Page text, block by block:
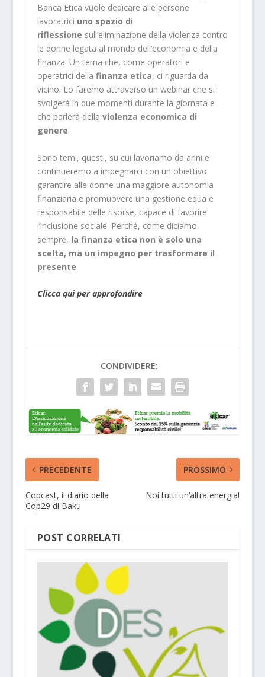
Banca Etica vuole dedicare alle persone
lavoratrici uno spazio di
riflessione sull’eliminazione della violenza contro
le donne legata al mondo dell’economia e della
finanza. Un tema che, come operatori e
operatrici della finanza etica, ci riguarda da
vicino. Lo faremo attraverso un webinar che si
svolgerà in due momenti durante la giornata e
che parlerà della violenza economica di
genere.
Sono temi, questi, su cui lavoriamo da anni e
continueremo a impegnarci con un obiettivo:
garantire alle donne una maggiore autonomia
finanziaria e promuovere una gestione equa e
responsabile delle risorse, capace di favorire
l’inclusione sociale. Perché, come diciamo
sempre, la finanza etica non è solo una
scelta, ma un impegno per trasformare il
presente.
Clicca qui per approfondire
CONDIVIDERE:
PRECEDENTE
Copcast, il diario della
Cop29 di Baku
PROSSIMO
Noi tutti un’altra energia!
POST CORRELATI